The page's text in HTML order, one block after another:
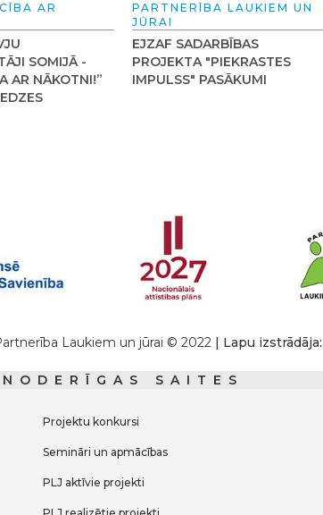
AR
SOMIJĀ -
AR NĀKOTNI!”
PARTNERĪBA LAUKIEM UN
JŪRAI
EJZAF SADARBĪBAS
PROJEKTA "PIEKRASTES
IMPULSS" PASĀKUMI
Laukiem un jūrai © 2022| Lapu
NODERĪGAS SAITES
Projektu konkursi
Semināri un apmācības
PLJ aktīvie projekti